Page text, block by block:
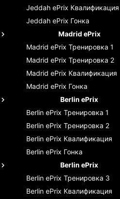
Jeddah ePrix Квалификация
Jeddah ePrix Гонка
Madrid ePrix
Madrid ePrix Тренировка 1
Madrid ePrix Тренировка 2
Madrid ePrix Квалификация
Madrid ePrix Гонка
Berlin ePrix
Berlin ePrix Тренировка 1
Berlin ePrix Тренировка 2
Berlin ePrix Квалификация
Berlin ePrix Гонка
Berlin ePrix
Berlin ePrix Тренировка 3
Berlin ePrix Квалификация